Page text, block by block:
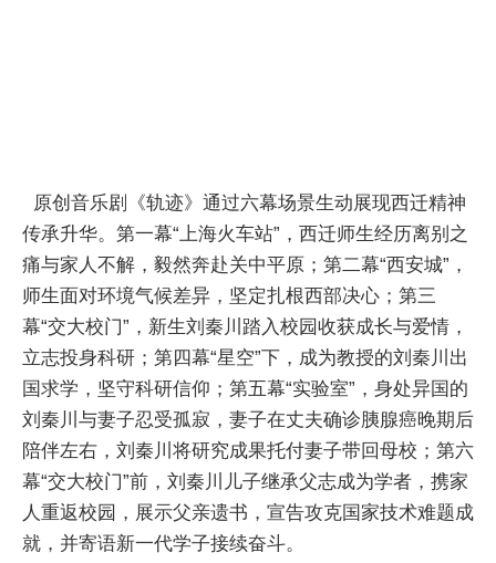
原创音乐剧《轨迹》通过六幕场景生动展现西迁精神
传承升华。第一幕“上海火车站”，西迁师生经历离别之
痛与家人不解，毅然奔赴关中平原；第二幕“西安城”，
师生面对环境气候差异，坚定扎根西部决心；第三
幕“交大校门”，新生刘秦川踏入校园收获成长与爱情，
立志投身科研；第四幕“星空”下，成为教授的刘秦川出
国求学，坚守科研信仰；第五幕“实验室”，身处异国的
刘秦川与妻子忍受孤寂，妻子在丈夫确诊胰腺癌晚期后
陪伴左右，刘秦川将研究成果托付妻子带回母校；第六
幕“交大校门”前，刘秦川儿子继承父志成为学者，携家
人重返校园，展示父亲遗书，宣告攻克国家技术难题成
就，并寄语新一代学子接续奋斗。